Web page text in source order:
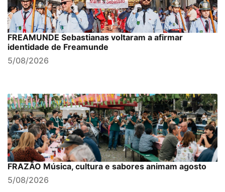
FREAMUNDE Sebastianas voltaram a afirmar
identidade de Freamunde
5/08/2026
FRAZÃO Música, cultura e sabores animam agosto
5/08/2026